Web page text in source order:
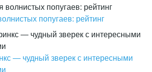
попугаев: рейтинг
— чудный зверек с интересными